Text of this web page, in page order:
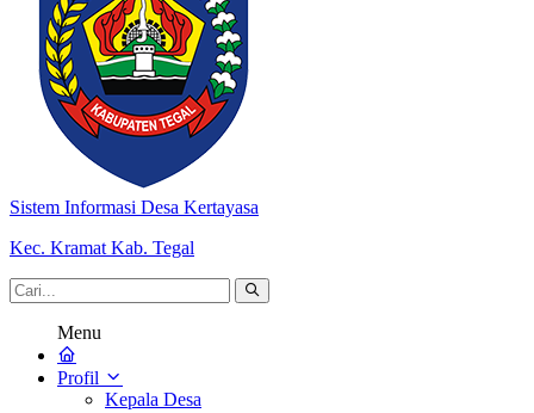
Sistem Informasi Desa Kertayasa
Kec. Kramat Kab. Tegal
Menu
Profil
Kepala Desa